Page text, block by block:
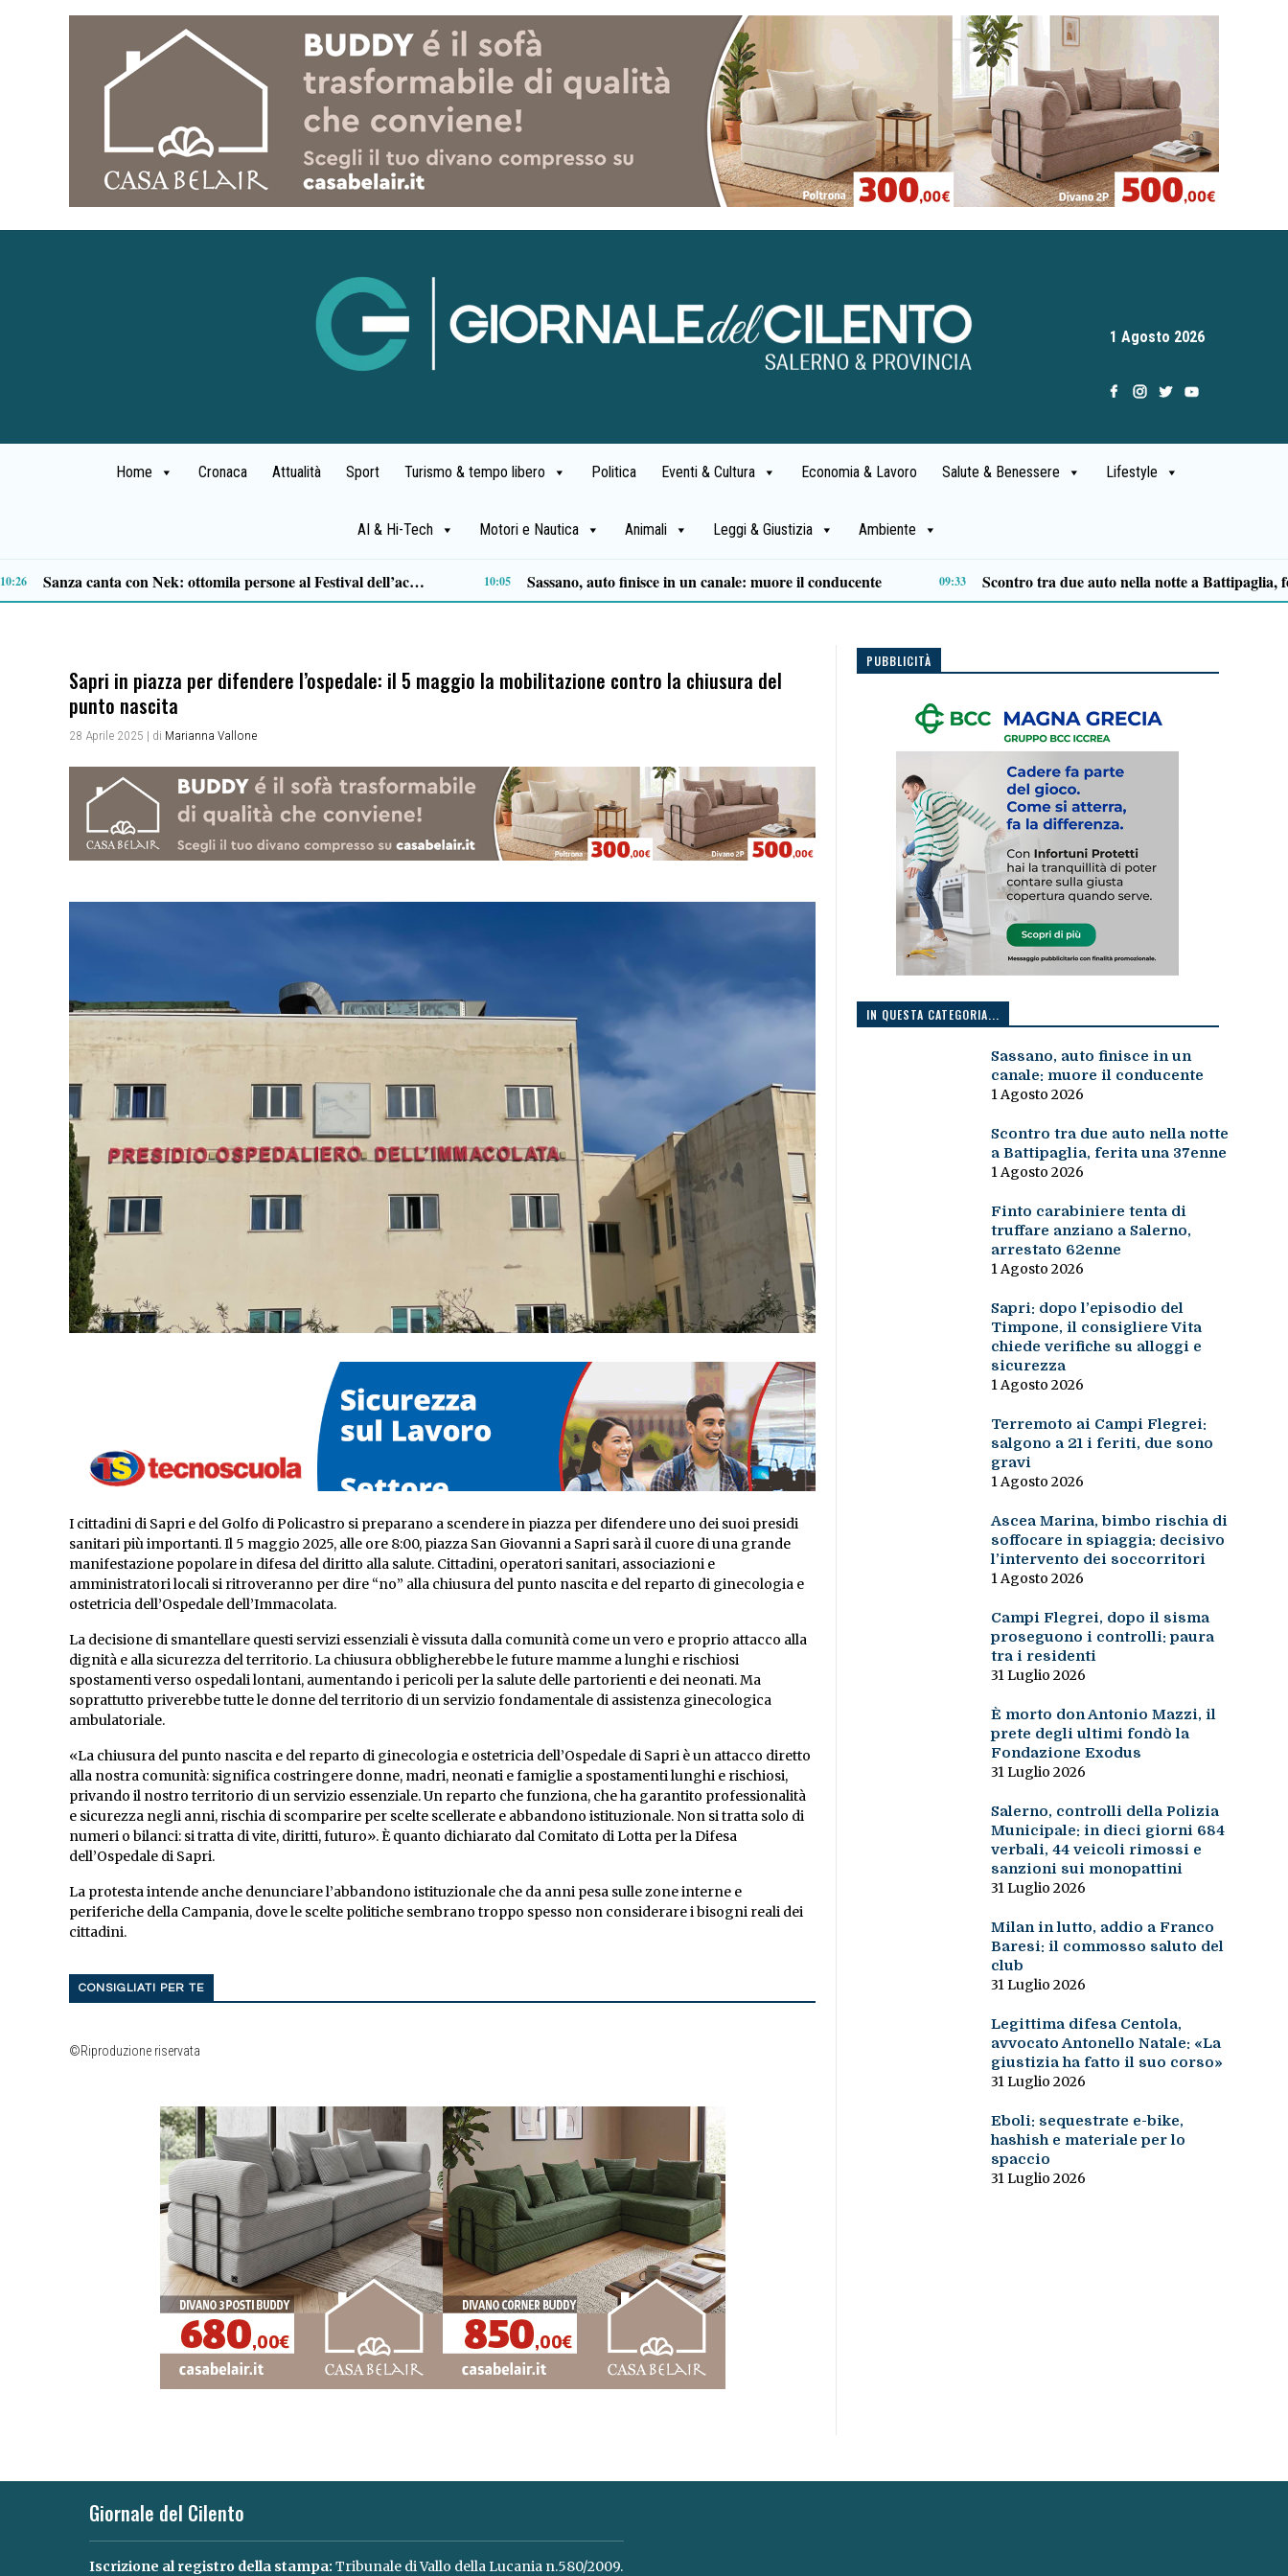
1 Agosto 2026
Home Cronaca Attualità Sport Turismo & tempo libero Politica Eventi & Cultura Economia & Lavoro Salute & Benessere Lifestyle
AI & Hi-Tech Motori e Nautica Animali Leggi & Giustizia Ambiente
Campi Flegrei, dopo il sisma proseguono i controlli: paura tra i residenti 19:47 È morto don Antonio Mazzi, il prete degli ultimi fondò la Fondazione Exodus 19:41 Salerno, controlli della Polizia Municipale: in dieci giorni 684 verbali, 44 veicoli rimossi e sanzioni sui monopattini 18:54
Sapri in piazza per difendere l’ospedale: il 5 maggio la mobilitazione contro la chiusura del
punto nascita
28 Aprile 2025 | di Marianna Vallone
I cittadini di Sapri e del Golfo di Policastro si preparano a scendere in piazza per difendere uno dei suoi presidi
sanitari più importanti. Il 5 maggio 2025, alle ore 8:00, piazza San Giovanni a Sapri sarà il cuore di una grande
manifestazione popolare in difesa del diritto alla salute. Cittadini, operatori sanitari, associazioni e
amministratori locali si ritroveranno per dire “no” alla chiusura del punto nascita e del reparto di ginecologia e
ostetricia dell’Ospedale dell’Immacolata.
La decisione di smantellare questi servizi essenziali è vissuta dalla comunità come un vero e proprio attacco alla
dignità e alla sicurezza del territorio. La chiusura obbligherebbe le future mamme a lunghi e rischiosi
spostamenti verso ospedali lontani, aumentando i pericoli per la salute delle partorienti e dei neonati. Ma
soprattutto priverebbe tutte le donne del territorio di un servizio fondamentale di assistenza ginecologica
ambulatoriale.
«La chiusura del punto nascita e del reparto di ginecologia e ostetricia dell’Ospedale di Sapri è un attacco diretto
alla nostra comunità: significa costringere donne, madri, neonati e famiglie a spostamenti lunghi e rischiosi,
privando il nostro territorio di un servizio essenziale. Un reparto che funziona, che ha garantito professionalità
e sicurezza negli anni, rischia di scomparire per scelte scellerate e abbandono istituzionale. Non si tratta solo di
numeri o bilanci: si tratta di vite, diritti, futuro». È quanto dichiarato dal Comitato di Lotta per la Difesa
dell’Ospedale di Sapri.
La protesta intende anche denunciare l’abbandono istituzionale che da anni pesa sulle zone interne e
periferiche della Campania, dove le scelte politiche sembrano troppo spesso non considerare i bisogni reali dei
cittadini.
CONSIGLIATI PER TE
©Riproduzione riservata
PUBBLICITÀ
IN QUESTA CATEGORIA...
Sassano, auto finisce in un
canale: muore il conducente
1 Agosto 2026
Scontro tra due auto nella notte
a Battipaglia, ferita una 37enne
1 Agosto 2026
Finto carabiniere tenta di
truffare anziano a Salerno,
arrestato 62enne
1 Agosto 2026
Sapri: dopo l’episodio del
Timpone, il consigliere Vita
chiede verifiche su alloggi e
sicurezza
1 Agosto 2026
Terremoto ai Campi Flegrei:
salgono a 21 i feriti, due sono
gravi
1 Agosto 2026
Ascea Marina, bimbo rischia di
soffocare in spiaggia: decisivo
l’intervento dei soccorritori
1 Agosto 2026
Campi Flegrei, dopo il sisma
proseguono i controlli: paura
tra i residenti
31 Luglio 2026
È morto don Antonio Mazzi, il
prete degli ultimi fondò la
Fondazione Exodus
31 Luglio 2026
Salerno, controlli della Polizia
Municipale: in dieci giorni 684
verbali, 44 veicoli rimossi e
sanzioni sui monopattini
31 Luglio 2026
Milan in lutto, addio a Franco
Baresi: il commosso saluto del
club
31 Luglio 2026
Legittima difesa Centola,
avvocato Antonello Natale: «La
giustizia ha fatto il suo corso»
31 Luglio 2026
Eboli: sequestrate e-bike,
hashish e materiale per lo
spaccio
31 Luglio 2026
Giornale del Cilento
Iscrizione al registro della stampa: Tribunale di Vallo della Lucania n.580/2009.